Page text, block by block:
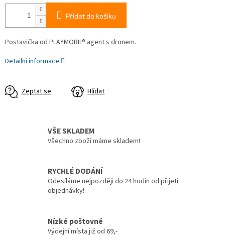
Přidat do košíku
Postavička od PLAYMOBIL® agent s dronem.
Detailní informace
Zeptat se Hlídat
VŠE SKLADEM
Všechno zboží máme skladem!
RYCHLÉ DODÁNÍ
Odesíláme nejpozději do 24 hodin od přijetí
objednávky!
Nízké poštovné
Výdejní místa již od 69,-